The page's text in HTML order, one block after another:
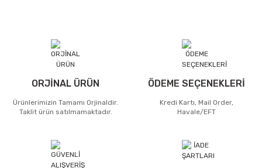
ORJİNAL ÜRÜN
Ürünlerimizin Tamamı Orjinaldir.
Taklit ürün satılmamaktadır.
ÖDEME SEÇENEKLERİ
Kredi Kartı, Mail Order,
Havale/EFT